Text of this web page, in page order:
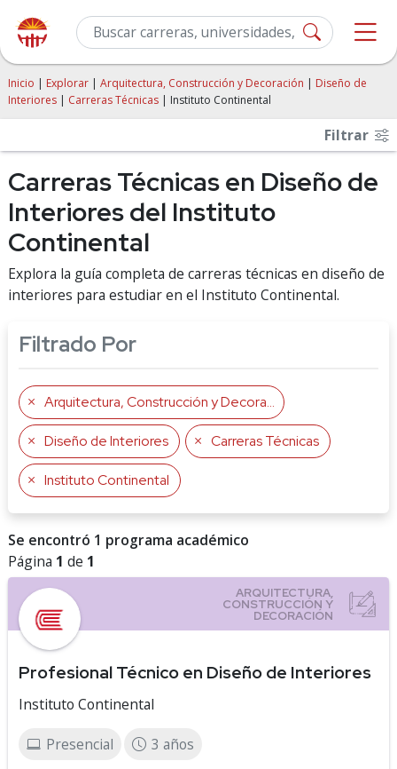
Inicio | Explorar | Arquitectura, Construcción y Decoración | Diseño de
Interiores | Carreras Técnicas | Instituto Continental
Filtrar
Carreras Técnicas en Diseño de
Interiores del Instituto
Continental
Explora la guía completa de carreras técnicas en diseño de
interiores para estudiar en el Instituto Continental.
Filtrado Por
Arquitectura, Construcción y Decoración
Diseño de Interiores Carreras Técnicas
Instituto Continental
Se encontró 1 programa académico
Página 1 de 1
Profesional Técnico en Diseño de Interiores
Instituto Continental
Presencial 3 años